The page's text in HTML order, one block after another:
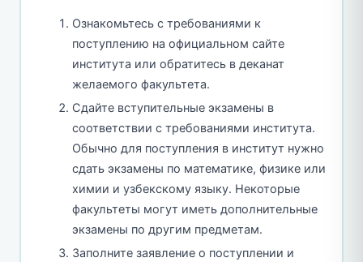
Ознакомьтесь с требованиями к
поступлению на официальном сайте
института или обратитесь в деканат
желаемого факультета.
Сдайте вступительные экзамены в
соответствии с требованиями института.
Обычно для поступления в институт нужно
сдать экзамены по математике, физике или
химии и узбекскому языку. Некоторые
факультеты могут иметь дополнительные
экзамены по другим предметам.
Заполните заявление о поступлении и